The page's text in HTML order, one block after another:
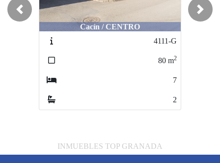
Cacín / CENTROMaracena / CENTRICA
MYRA603
175m
Previous Next
INMUEBLES TOP GRANADA